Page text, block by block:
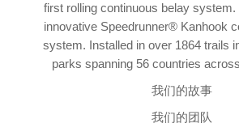
first rolling continuous belay system.
innovative Speedrunner® Kanhook
system. Installed in over 1864 trails
parks spanning 56 countries
我们的故事
我们的团队